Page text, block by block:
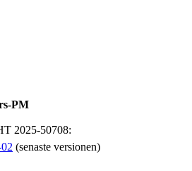
PM
2025-50708:
(senaste versionen)